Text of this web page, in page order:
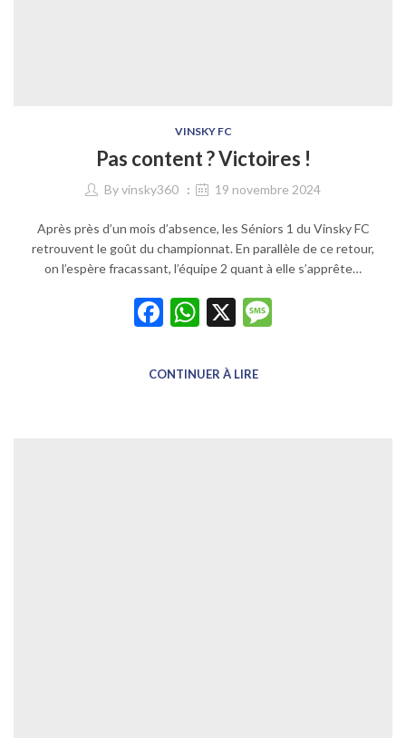
VINSKY FC
Pas content ? Victoires !
Byvinsky360 19 novembre 2024
Après près d’un mois d’absence, les Séniors 1 du Vinsky FC
retrouvent le goût du championnat. En parallèle de ce retour,
on l’espère fracassant, l’équipe 2 quant à elle s’apprête…
Facebook
WhatsApp
X
CONTINUER À LIRE